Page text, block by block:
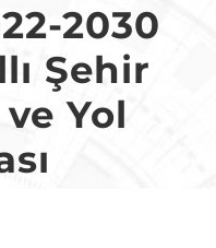
2030
Şehir
Yol